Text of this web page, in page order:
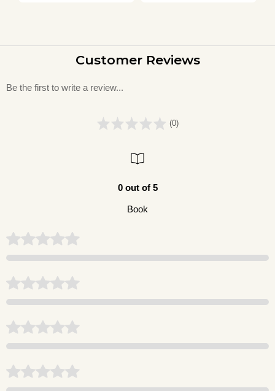
Customer Reviews
Be the first to write a review...
(0)
0 out of 5
Book